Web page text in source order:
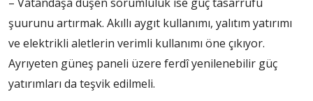
şuurunu artırmak. Akıllı aygıt kullanımı, yalıtım yatırımı
ve elektrikli aletlerin verimli kullanımı öne çıkıyor.
Ayrıyeten güneş paneli üzere ferdî yenilenebilir güç
yatırımları da teşvik edilmeli.